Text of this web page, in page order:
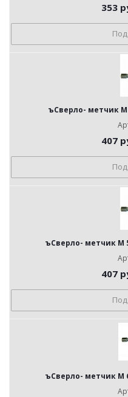
353
ъСверло- метчик М
407
ъСверло- метчик М
407
ъСверло- метчик М